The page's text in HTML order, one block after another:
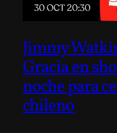
Jimmy
Gracia en
noche para
chileno